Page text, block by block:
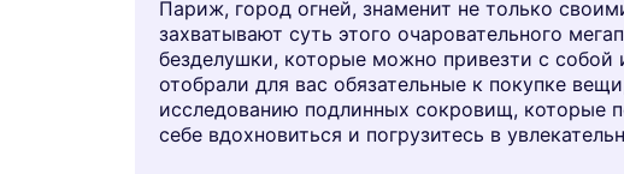
Париж, город огней, знаменит не только
захватывают суть этого очаровательного
безделушки, которые можно привезти с
отобрали для вас обязательные к покупке
исследованию подлинных сокровищ, которые
себе вдохновиться и погрузитесь в